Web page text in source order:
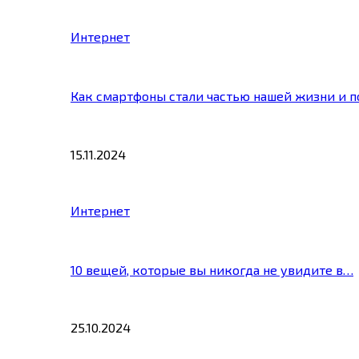
Интернет
Как смартфоны стали частью нашей жизни и
15.11.2024
Интернет
10 вещей, которые вы никогда не увидите в…
25.10.2024